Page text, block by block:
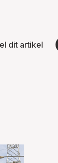
dit artikel